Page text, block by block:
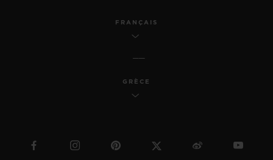
FRANÇAIS
GRÈCE